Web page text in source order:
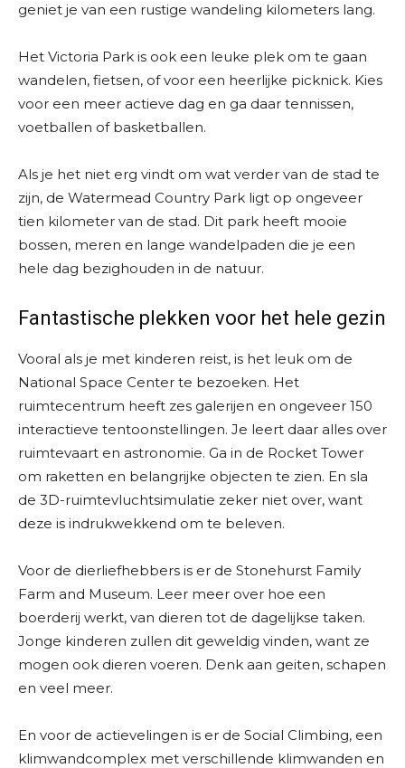
geniet je van een rustige wandeling kilometers lang.
Het Victoria Park is ook een leuke plek om te gaan
wandelen, fietsen, of voor een heerlijke picknick. Kies
voor een meer actieve dag en ga daar tennissen,
voetballen of basketballen.
Als je het niet erg vindt om wat verder van de stad te
zijn, de Watermead Country Park ligt op ongeveer
tien kilometer van de stad. Dit park heeft mooie
bossen, meren en lange wandelpaden die je een
hele dag bezighouden in de natuur.
Fantastische plekken voor het hele gezin
Vooral als je met kinderen reist, is het leuk om de
National Space Center te bezoeken. Het
ruimtecentrum heeft zes galerijen en ongeveer 150
interactieve tentoonstellingen. Je leert daar alles over
ruimtevaart en astronomie. Ga in de Rocket Tower
om raketten en belangrijke objecten te zien. En sla
de 3D-ruimtevluchtsimulatie zeker niet over, want
deze is indrukwekkend om te beleven.
Voor de dierliefhebbers is er de Stonehurst Family
Farm and Museum. Leer meer over hoe een
boerderij werkt, van dieren tot de dagelijkse taken.
Jonge kinderen zullen dit geweldig vinden, want ze
mogen ook dieren voeren. Denk aan geiten, schapen
en veel meer.
En voor de actievelingen is er de Social Climbing, een
klimwandcomplex met verschillende klimwanden en